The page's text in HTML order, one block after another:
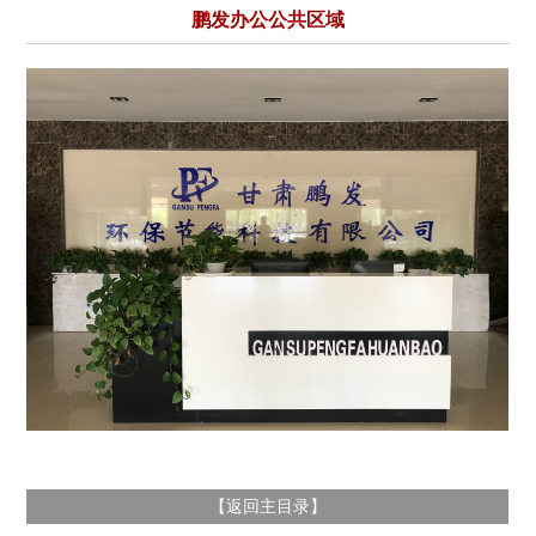
鹏发办公公共区域
【 返回主目录 】